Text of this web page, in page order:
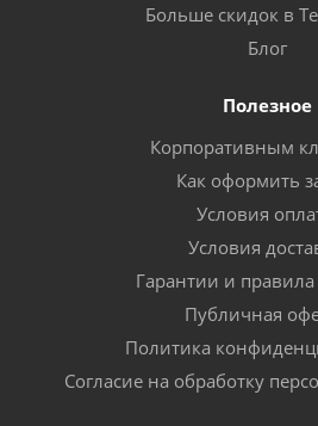
Больше скидок в
Блог
Полезное
Корпоративным
Как оформить
Условия
Условия
Гарантии и правила
Публичная
Политика
Согласие на обработку